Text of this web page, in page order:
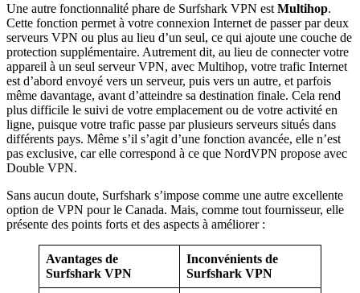
Une autre fonctionnalité phare de Surfshark VPN est Multihop.
Cette fonction permet à votre connexion Internet de passer par deux
serveurs VPN ou plus au lieu d’un seul, ce qui ajoute une couche de
protection supplémentaire. Autrement dit, au lieu de connecter votre
appareil à un seul serveur VPN, avec Multihop, votre trafic Internet
est d’abord envoyé vers un serveur, puis vers un autre, et parfois
même davantage, avant d’atteindre sa destination finale. Cela rend
plus difficile le suivi de votre emplacement ou de votre activité en
ligne, puisque votre trafic passe par plusieurs serveurs situés dans
différents pays. Même s’il s’agit d’une fonction avancée, elle n’est
pas exclusive, car elle correspond à ce que NordVPN propose avec
Double VPN.
Sans aucun doute, Surfshark s’impose comme une autre excellente
option de VPN pour le Canada. Mais, comme tout fournisseur, elle
présente des points forts et des aspects à améliorer :
Avantages de
Surfshark VPN
Inconvénients de
Surfshark VPN